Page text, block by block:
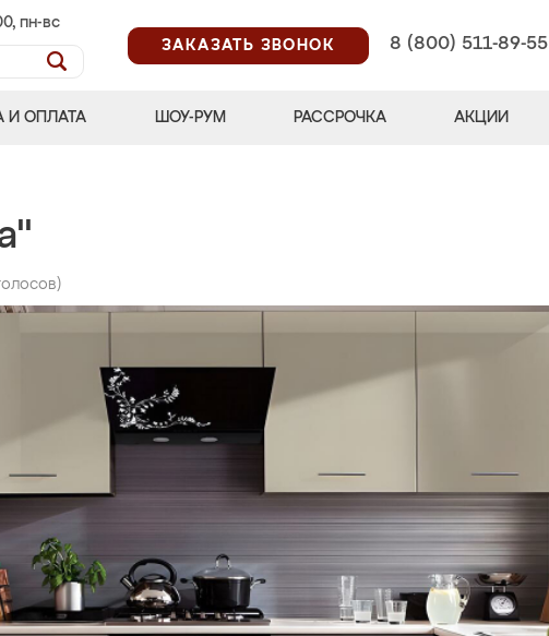
пн-вс
ЗАКАЗАТЬ ЗВОНОК
8 (800) 511-89-55
И ОПЛАТА ШОУ-РУМ РАССРОЧКА АКЦИИ